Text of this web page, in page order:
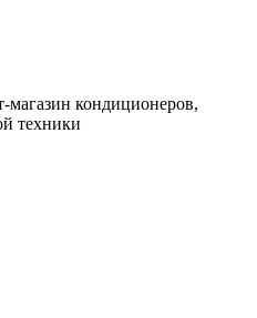
магазин кондиционеров,
техники